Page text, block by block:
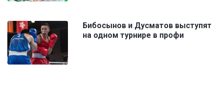
Бибосынов и Дусматов выступят
на одном турнире в профи